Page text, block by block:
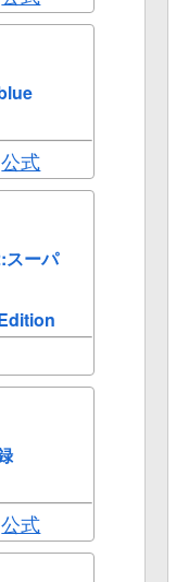
公式
スーパ
公式